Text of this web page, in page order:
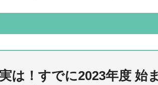
は！すでに2023年度 始